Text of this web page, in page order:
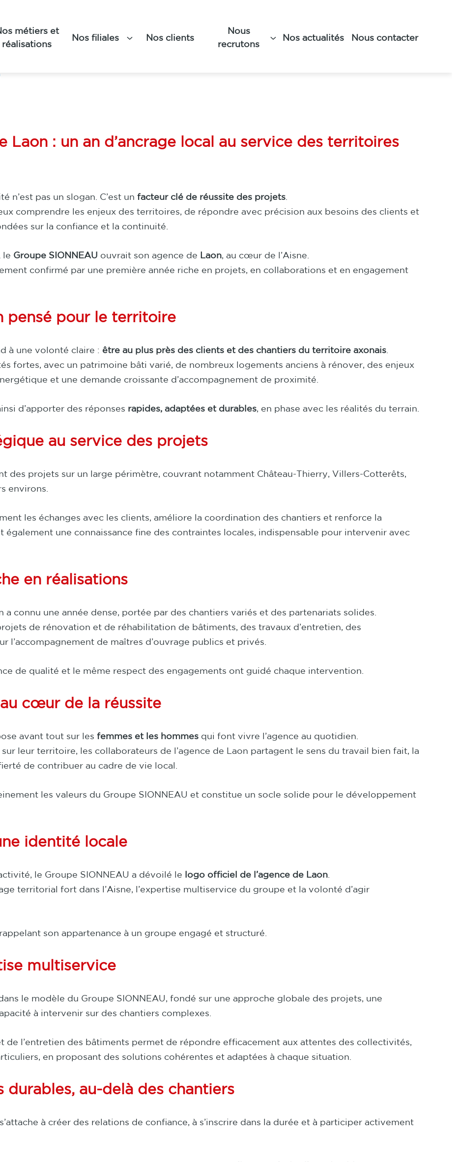
métiers et
réalisations
Nos filiales Nos clients
Nous
recrutons
Nos actualités Nous contacter
locale : l’agence SIONNEAU de Laon souffle
Laon : un an d’ancrage local au service des territoires
n’est pas un slogan. C’est un facteur clé de réussite des projets
comprendre les enjeux des territoires, de répondre avec précision aux besoins des clients et
sur la confiance et la continuité.
le Groupe SIONNEAU ouvrait son agence de Laon, au cœur de l’Aisne.
confirmé par une première année riche en projets, en collaborations et en engagement
pensé pour le territoire
à une volonté claire : être au plus près des clients et des chantiers du territoire axonais
fortes, avec un patrimoine bâti varié, de nombreux logements anciens à rénover, des enjeux
et une demande croissante d’accompagnement de proximité.
d’apporter des réponses rapides, adaptées et durables, en phase avec les réalités du terrain.
au service des projets
des projets sur un large périmètre, couvrant notamment Château-Thierry, Villers-Cotterêts,
environs.
les échanges avec les clients, améliore la coordination des chantiers et renforce la
également une connaissance fine des contraintes locales, indispensable pour intervenir avec
en réalisations
a connu une année dense, portée par des chantiers variés et des partenariats solides.
de rénovation et de réhabilitation de bâtiments, des travaux d’entretien, des
l’accompagnement de maîtres d’ouvrage publics et privés.
de qualité et le même respect des engagements ont guidé chaque intervention.
cœur de la réussite
avant tout sur les femmes et les hommes qui font vivre l’agence au quotidien.
leur territoire, les collaborateurs de l’agence de Laon partagent le sens du travail bien fait, la
de contribuer au cadre de vie local.
les valeurs du Groupe SIONNEAU et constitue un socle solide pour le développement
identité locale
le Groupe SIONNEAU a dévoilé le logo officiel de l’agence de Laon
territorial fort dans l’Aisne, l’expertise multiservice du groupe et la volonté d’agir
son appartenance à un groupe engagé et structuré.
multiservice
le modèle du Groupe SIONNEAU, fondé sur une approche globale des projets, une
à intervenir sur des chantiers complexes.
de l’entretien des bâtiments permet de répondre efficacement aux attentes des collectivités,
en proposant des solutions cohérentes et adaptées à chaque situation.
durables, au-delà des chantiers
à créer des relations de confiance, à s’inscrire dans la durée et à participer activement